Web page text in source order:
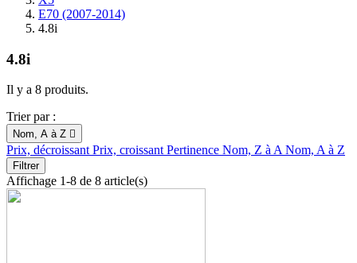
E70 (2007-2014)
4.8i
4.8i
Il y a 8 produits.
Trier par :
Nom, A à Z 
Prix, décroissantPrix, croissantPertinence Nom, Z à ANom, A à Z
Filtrer
Affichage 1-8 de 8 article(s)